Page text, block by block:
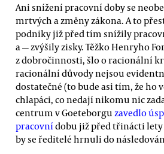
Ani snížení pracovní doby se
mrtvých a změny zákona. A to
podniky již před tím snížily
a — zvýšily zisky. Těžko Henryho
z dobročinnosti, šlo o racionální
racionální důvody nejsou
dostatečné (to bude asi tím, že ho
chlapáci, co nedají nikomu nic
centrum v Goeteborgu zavedlo
pracovní dobu již před třinácti lety
by se ředitelé hrnuli do